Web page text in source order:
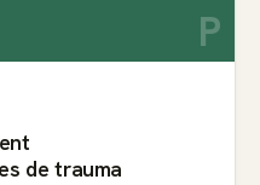
P
de trauma